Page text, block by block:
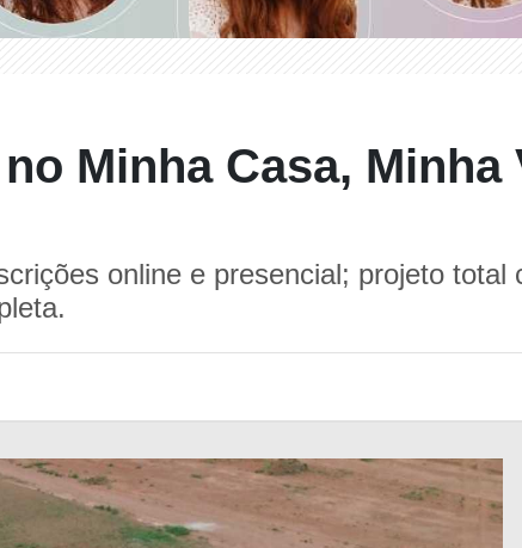
Minha Casa,
online e presencial; projeto total